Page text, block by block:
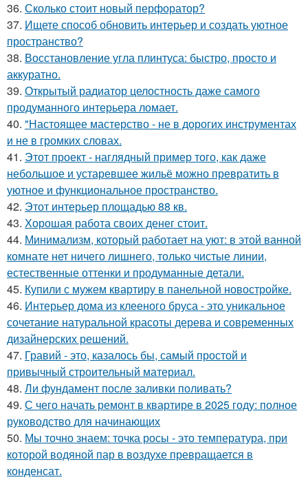
36. Сколько стоит новый перфоратор?
37. Ищете способ обновить интерьер и создать уютное
пространство?
38. Восстановление угла плинтуса: быстро, просто и
аккуратно.
39. Открытый радиатор целостность даже самого
продуманного интерьера ломает.
40. "Настоящее мастерство - не в дорогих инструментах
и не в громких словах.
41. Этот проект - наглядный пример того, как даже
небольшое и устаревшее жильё можно превратить в
уютное и функциональное пространство.
42. Этот интерьер площадью 88 кв.
43. Хорошая работа своих денег стоит.
44. Минимализм, который работает на уют: в этой ванной
комнате нет ничего лишнего, только чистые линии,
естественные оттенки и продуманные детали.
45. Купили с мужем квартиру в панельной новостройке.
46. Интерьер дома из клееного бруса - это уникальное
сочетание натуральной красоты дерева и современных
дизайнерских решений.
47. Гравий - это, казалось бы, самый простой и
привычный строительный материал.
48. Ли фундамент после заливки поливать?
49. С чего начать ремонт в квартире в 2025 году: полное
руководство для начинающих
50. Мы точно знаем: точка росы - это температура, при
которой водяной пар в воздухе превращается в
конденсат.